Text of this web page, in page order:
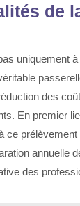
de
uniquement à
des
En premier
ce prélèvement
annuelle
des